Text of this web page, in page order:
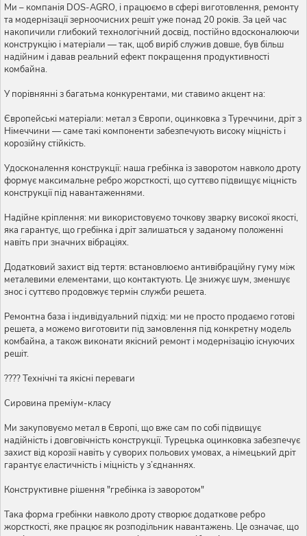
Ми – компанія DOS-AGRO, і працюємо в сфері виготовлення, ремонту
та модернізації зерноочисних решіт уже понад 20 років. За цей час
накопичили глибокий технологічний досвід, постійно вдосконалюючи
конструкцію і матеріали — так, щоб виріб служив довше, був більш
надійним і давав реальний ефект покращення продуктивності
комбайна.
У порівнянні з багатьма конкурентами, ми ставимо акцент на:
Європейські матеріали: метал з Європи, оцинковка з Туреччини, дріт з
Німеччини — саме такі компоненти забезпечують високу міцність і
корозійну стійкість.
Удосконалення конструкції: наша гребінка із заворотом навколо дроту
формує максимальне ребро жорсткості, що суттєво підвищує міцність
конструкції під навантаженнями.
Надійне кріплення: ми використовуємо точкову зварку високої якості,
яка гарантує, що гребінка і дріт залишаться у заданому положенні
навіть при значних вібраціях.
Додатковий захист від тертя: встановлюємо антивібраційну гуму між
металевими елементами, що контактують. Це знижує шум, зменшує
знос і суттєво продовжує термін служби решета.
Ремонтна база і індивідуальний підхід: ми не просто продаємо готові
решета, а можемо виготовити під замовлення під конкретну модель
комбайна, а також виконати якісний ремонт і модернізацію існуючих
решіт.
???? Технічні та якісні переваги
Сировина преміум-класу
Ми закуповуємо метал в Європі, що вже сам по собі підвищує
надійність і довговічність конструкції. Турецька оцинковка забезпечує
захист від корозії навіть у суворих польових умовах, а німецький дріт
гарантує еластичність і міцність у з’єднаннях.
Конструктивне рішення "гребінка із заворотом"
Така форма гребінки навколо дроту створює додаткове ребро
жорсткості, яке працює як розподільник навантажень. Це означає, що